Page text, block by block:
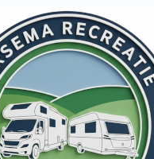
momenteel gesloten.